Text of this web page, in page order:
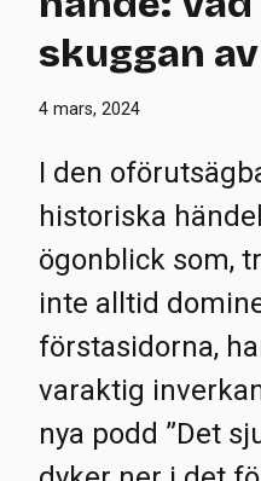
skuggan
4 mars, 2024
I den
historiska
ögonblick som,
inte alltid
förstasidorna,
varaktig
nya podd ”Det